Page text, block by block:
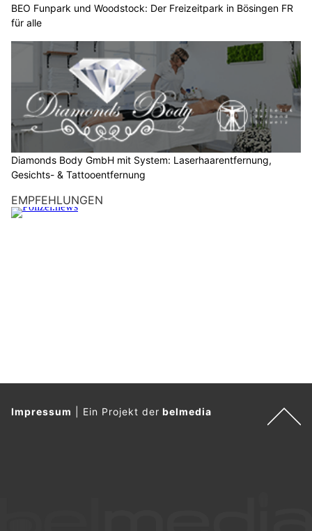
S
e
t
e
i
e
a
BEO Funpark und Woodstock: Der Freizeitpark in Bösingen FR
für alle
Diamonds Body GmbH mit System: Laserhaarentfernung,
Gesichts- & Tattooentfernung
EMPFEHLUNGEN
Impressum Ein Projekt derbelmedia